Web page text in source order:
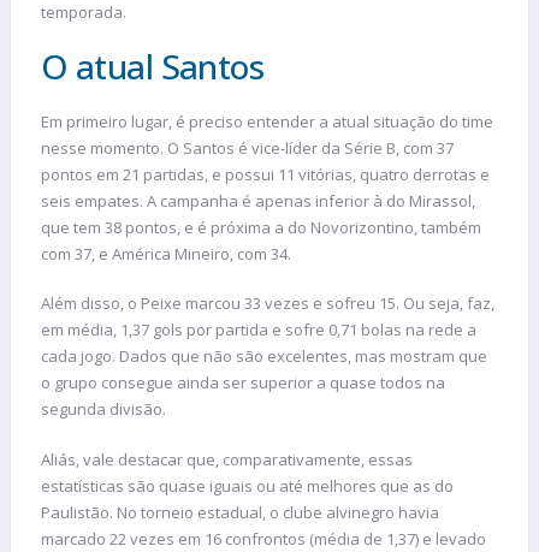
temporada.
O atual Santos
Em primeiro lugar, é preciso entender a atual situação do time
nesse momento. O Santos é vice-líder da Série B, com 37
pontos em 21 partidas, e possui 11 vitórias, quatro derrotas e
seis empates. A campanha é apenas inferior à do Mirassol,
que tem 38 pontos, e é próxima a do Novorizontino, também
com 37, e América Mineiro, com 34.
Além disso, o Peixe marcou 33 vezes e sofreu 15. Ou seja, faz,
em média, 1,37 gols por partida e sofre 0,71 bolas na rede a
cada jogo. Dados que não são excelentes, mas mostram que
o grupo consegue ainda ser superior a quase todos na
segunda divisão.
Aliás, vale destacar que, comparativamente, essas
estatísticas são quase iguais ou até melhores que as do
Paulistão. No torneio estadual, o clube alvinegro havia
marcado 22 vezes em 16 confrontos (média de 1,37) e levado